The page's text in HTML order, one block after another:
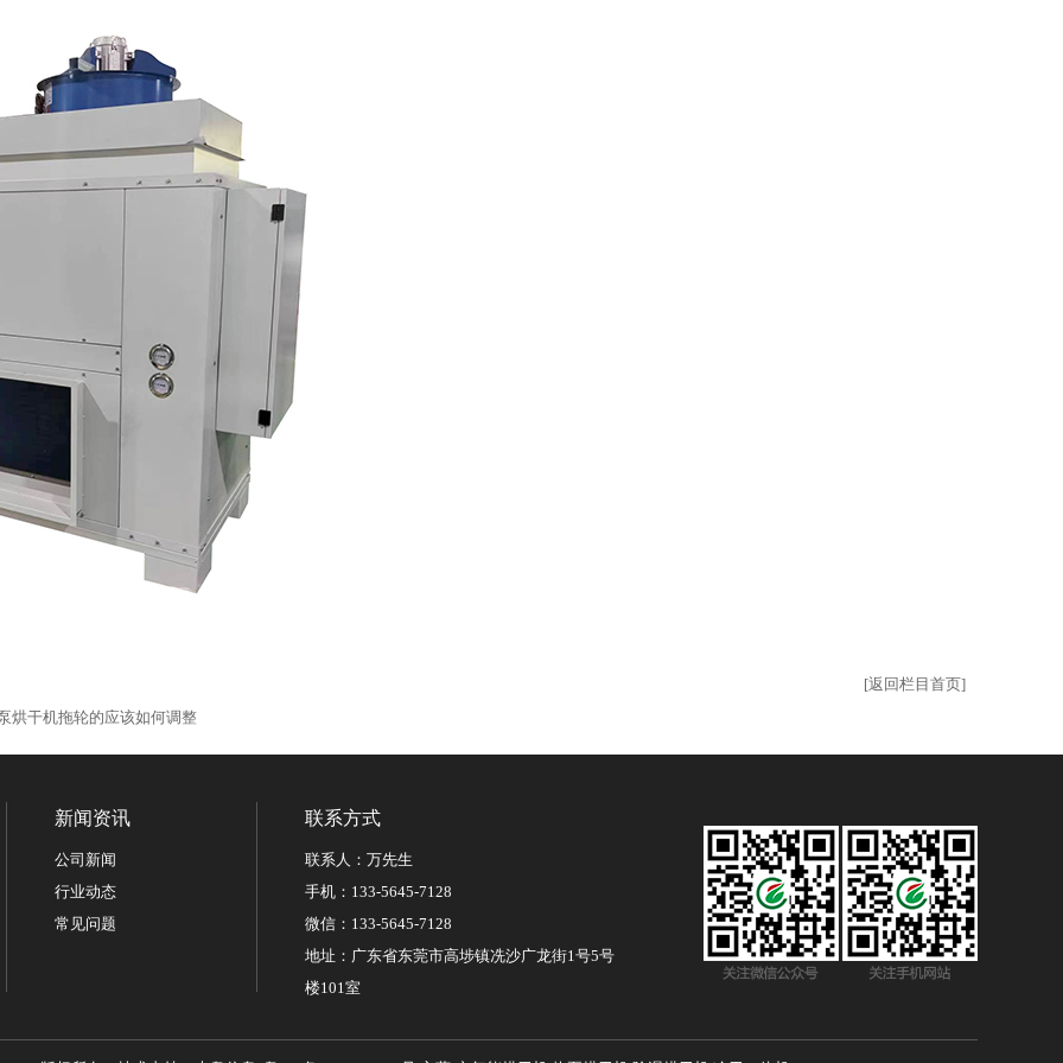
[返回栏目首页]
烘干机拖轮的应该如何调整
新闻资讯
公司新闻
行业动态
常见问题
联系方式
联系人：万先生
手机：133-5645-7128
微信：133-5645-7128
地址：广东省东莞市高埗镇冼沙广龙街1号5号
楼101室